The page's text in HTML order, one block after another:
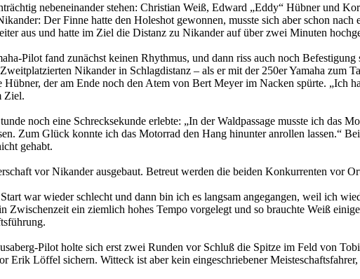
nebeneinander stehen: Christian Weiß, Edward „Eddy“ Hübner und
Der Finne hatte den Holeshot gewonnen, musste sich aber schon nach
aus und hatte im Ziel die Distanz zu Nikander auf über zwei Minuten
Pilot fand zunächst keinen Rhythmus, und dann riss auch noch Befestigung
Nikander in Schlagdistanz – als er mit der 250er Yamaha zum
der am Ende noch den Atem von Bert Meyer im Nacken spürte. „Ich
Ziel.
noch eine Schrecksekunde erlebte: „In der Waldpassage musste ich das
Zum Glück konnte ich das Motorrad den Hang hinunter anrollen lassen.“
gehabt.
vor Nikander ausgebaut. Betreut werden die beiden Konkurrenten vor
war wieder schlecht und dann bin ich es langsam angegangen, weil ich
Zwischenzeit ein ziemlich hohes Tempo vorgelegt und so brauchte Weiß
Pilot holte sich erst zwei Runden vor Schluß die Spitze im Feld von
Erik Löffel sichern. Witteck ist aber kein eingeschriebener